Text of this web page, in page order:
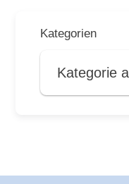
Kategorien